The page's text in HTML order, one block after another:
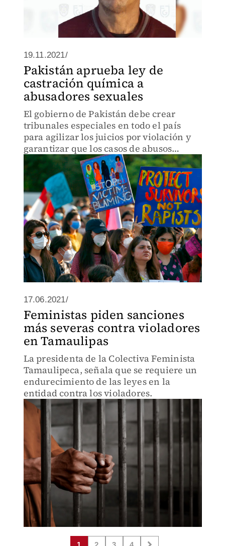
19.11.2021/
Pakistán aprueba ley de
castración química a
abusadores sexuales
El gobierno de Pakistán debe crear
tribunales especiales en todo el país
para agilizar los juicios por violación y
garantizar que los casos de abusos
sexuales se resuelvan rápidamente.
17.06.2021/
Feministas piden sanciones
más severas contra violadores
en Tamaulipas
La presidenta de la Colectiva Feminista
Tamaulipeca, señala que se requiere un
endurecimiento de las leyes en la
entidad contra los violadores.